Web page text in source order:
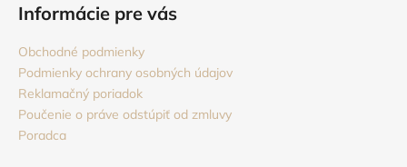
Informácie pre vás
Obchodné podmienky
Podmienky ochrany osobných údajov
Reklamačný poriadok
Poučenie o práve odstúpiť od zmluvy
Poradca